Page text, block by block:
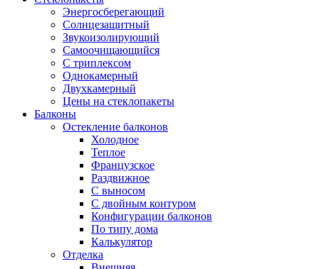
Энергосберегающий
Солнцезащитный
Звукоизолирующий
Самоочищающийся
С триплексом
Однокамерный
Двухкамерный
Цены на стеклопакеты
Балконы
Остекление балконов
Холодное
Теплое
Французское
Раздвижное
С выносом
С двойным контуром
Конфигурации балконов
По типу дома
Калькулятор
Отделка